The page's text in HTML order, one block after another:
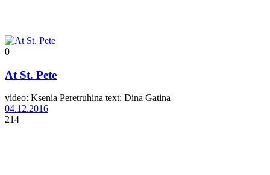
0
At St. Pete
video: Ksenia Peretruhina text: Dina Gatina
04.12.2016
214